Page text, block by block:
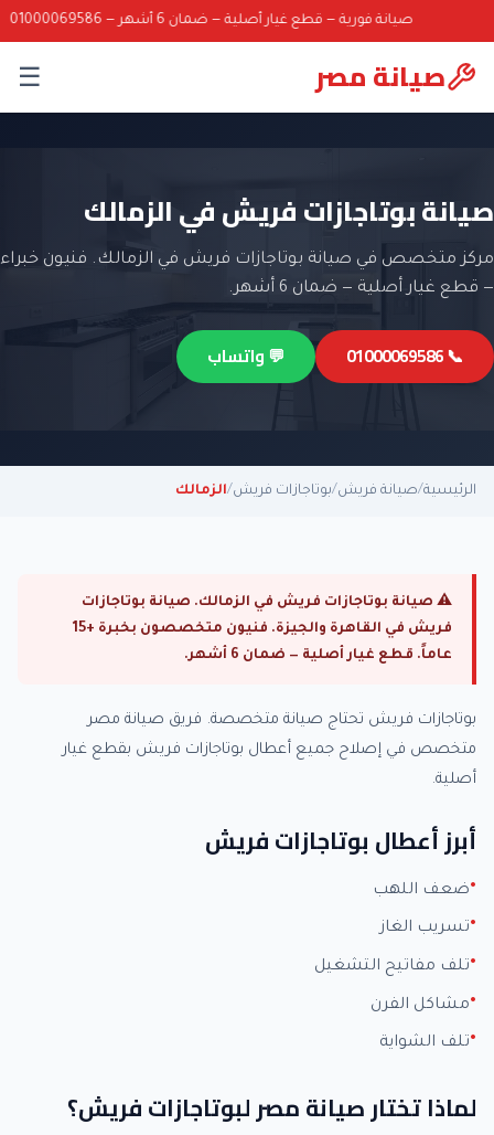
صيانة فورية — قطع غيار أصلية — ضمان 6 أشهر — 01000069586
صيانة مصر ☰
صيانة بوتاجازات فريش في الزمالك
مركز متخصص في صيانة بوتاجازات فريش في الزمالك. فنيون خبراء
— قطع غيار أصلية — ضمان 6 أشهر.
📞 01000069586 💬 واتساب
الرئيسية/صيانة فريش/بوتاجازات فريش/الزمالك
⚠ صيانة بوتاجازات فريش في الزمالك. صيانة بوتاجازات
فريش في القاهرة والجيزة. فنيون متخصصون بخبرة +15
عاماً. قطع غيار أصلية — ضمان 6 أشهر.
بوتاجازات فريش تحتاج صيانة متخصصة. فريق صيانة مصر
متخصص في إصلاح جميع أعطال بوتاجازات فريش بقطع غيار
أصلية.
أبرز أعطال بوتاجازات فريش
ضعف اللهب
تسريب الغاز
تلف مفاتيح التشغيل
مشاكل الفرن
تلف الشواية
لماذا تختار صيانة مصر لبوتاجازات فريش؟